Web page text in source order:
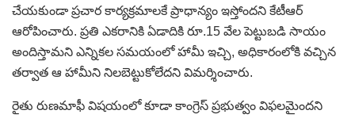
చేయకుండా ప్రచార కార్యక్రమాలకే ప్రాధాన్యం ఇస్తోందని కేటీఆర్‌
ఆరోపించారు. ప్రతి ఎకరానికి ఏడాదికి రూ.15 వేల పెట్టుబడి సాయం
అందిస్తామని ఎన్నికల సమయంలో హామీ ఇచ్చి, అధికారంలోకి వచ్చిన
తర్వాత ఆ హామీని నిలబెట్టుకోలేదని విమర్శించారు.
రైతు రుణమాఫీ విషయంలో కూడా కాంగ్రెస్‌ ప్రభుత్వం విఫలమైందని